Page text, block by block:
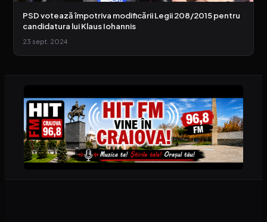
PSD votează împotriva modificării Legii 208/2015 pentru
candidatura lui Klaus Iohannis
23 sept. 2024